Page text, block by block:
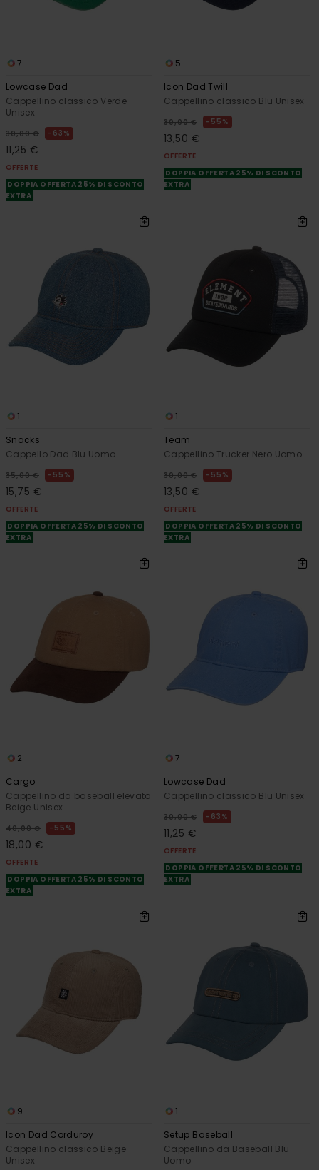
7
Lowcase Dad
Cappellino classico Verde
Unisex
30,00 € 63%
11,25 €
OFFERTE
DOPPIA OFFERTA 25% DI SCONTO
EXTRA
5
Icon Dad Twill
Cappellino classico Blu Unisex
30,00 € 55%
13,50 €
OFFERTE
DOPPIA OFFERTA 25% DI SCONTO
EXTRA
1
Snacks
Cappello Dad Blu Uomo
35,00 € 55%
15,75 €
OFFERTE
DOPPIA OFFERTA 25% DI SCONTO
EXTRA
1
Team
Cappellino Trucker Nero Uomo
30,00 € 55%
13,50 €
OFFERTE
DOPPIA OFFERTA 25% DI SCONTO
EXTRA
2
Cargo
Cappellino da baseball elevato
Beige Unisex
40,00 € 55%
18,00 €
OFFERTE
DOPPIA OFFERTA 25% DI SCONTO
EXTRA
7
Lowcase Dad
Cappellino classico Blu Unisex
30,00 € 63%
11,25 €
OFFERTE
DOPPIA OFFERTA 25% DI SCONTO
EXTRA
9
Icon Dad Corduroy
Cappellino classico Beige
Unisex
1
Setup Baseball
Cappellino da Baseball Blu
Uomo